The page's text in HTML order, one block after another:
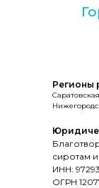
сиротам
ИНН:
ОГРН
Регионы